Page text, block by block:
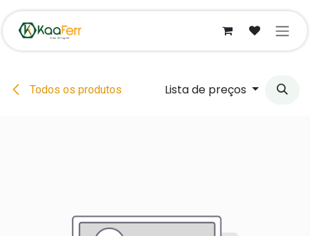
Pular para o conteúdo
Todos os produtos Lista de preços